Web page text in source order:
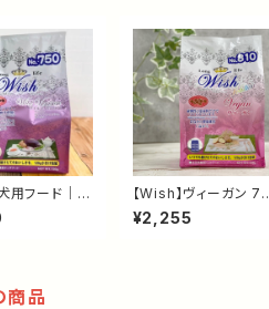
用フード｜ワ
ソン 720g｜
リー・鹿肉ド
【Wish】ヴィーガン 72
0g｜植物性ドッグフー
ド・肉アレルギーに配慮
¥2,255
商品